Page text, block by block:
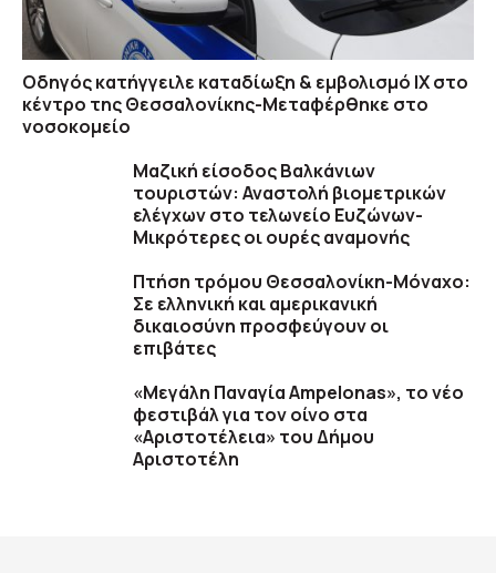
Οδηγός κατήγγειλε καταδίωξη & εμβολισμό ΙΧ στο
κέντρο της Θεσσαλονίκης-Μεταφέρθηκε στο
νοσοκομείο
Μαζική είσοδος Βαλκάνιων
τουριστών: Αναστολή βιομετρικών
ελέγχων στο τελωνείο Ευζώνων-
Μικρότερες οι ουρές αναμονής
Πτήση τρόμου Θεσσαλονίκη-Μόναχο:
Σε ελληνική και αμερικανική
δικαιοσύνη προσφεύγουν οι
επιβάτες
«Μεγάλη Παναγία Ampelonas», το νέο
φεστιβάλ για τον οίνο στα
«Αριστοτέλεια» του Δήμου
Αριστοτέλη